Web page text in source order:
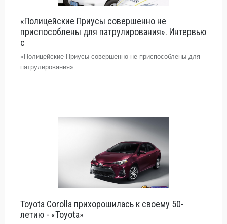
«Полицейские Приусы совершенно не
приспособлены для патрулирования». Интервью
с
«Полицейские Приусы совершенно не приспособлены для
патрулирования»......
Toyota Corolla прихорошилась к своему 50-
летию - «Toyota»